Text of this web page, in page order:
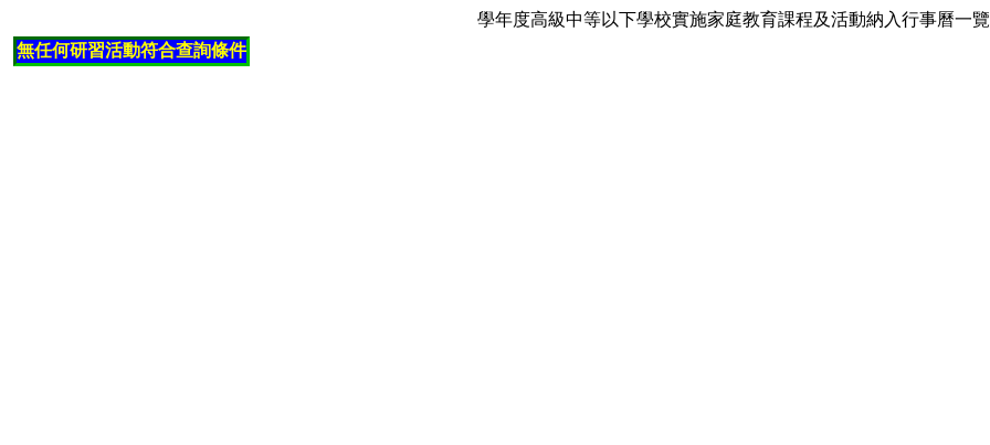
學年度高級中等以下學校實施家庭教育課程及活動納入行事曆一
無任何研習活動符合查詢條件